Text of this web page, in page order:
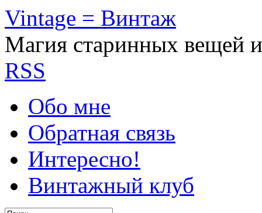
Vintage = Винтаж
Магия старинных вещей
RSS
Обо мне
Обратная связь
Интересно!
Винтажный клуб